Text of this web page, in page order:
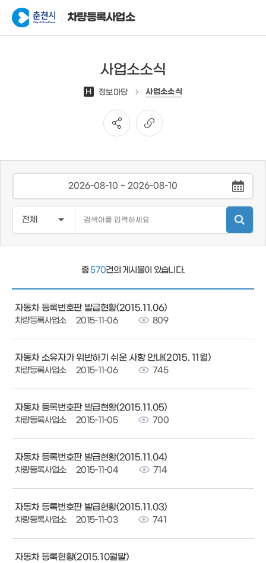
차량등록사업소
사업소소식
H 정보마당 사업소소식
총570건의 게시물이 있습니다.
자동차 등록번호판 발급현황(2015.11.06)
차량등록사업소 2015-11-06 809
자동차 소유자가 위반하기 쉬운 사항 안내(2015. 11월)
차량등록사업소 2015-11-06 745
자동차 등록번호판 발급현황(2015.11.05)
차량등록사업소 2015-11-05 700
자동차 등록번호판 발급현황(2015.11.04)
차량등록사업소 2015-11-04 714
자동차 등록번호판 발급현황(2015.11.03)
차량등록사업소 2015-11-03 741
자동차 등록현황(2015.10월말)